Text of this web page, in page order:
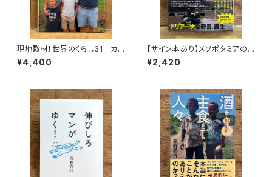
現地取材！世界のくらし31 カナ
ダ
¥4,400
【サイン本あり】メソポタミアの
ボート三人男
¥2,420